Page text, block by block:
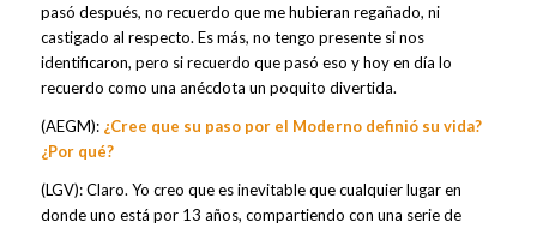
pasó después, no recuerdo que me hubieran regañado, ni
castigado al respecto. Es más, no tengo presente si nos
identificaron, pero si recuerdo que pasó eso y hoy en día lo
recuerdo como una anécdota un poquito divertida.
(AEGM): ¿Cree que su paso por el Moderno definió su vida?
¿Por qué?
(LGV): Claro. Yo creo que es inevitable que cualquier lugar en
donde uno está por 13 años, compartiendo con una serie de